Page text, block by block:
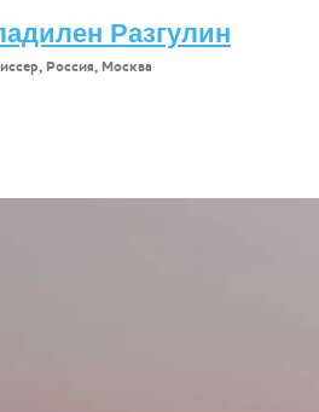
Разгулин
Россия, Москва